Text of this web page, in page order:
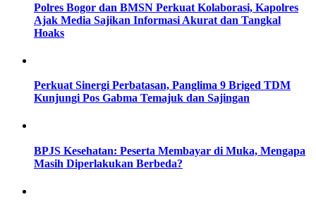
Polres Bogor dan BMSN Perkuat Kolaborasi, Kapolres
Ajak Media Sajikan Informasi Akurat dan Tangkal
Hoaks
Perkuat Sinergi Perbatasan, Panglima 9 Briged TDM
Kunjungi Pos Gabma Temajuk dan Sajingan
BPJS Kesehatan: Peserta Membayar di Muka, Mengapa
Masih Diperlakukan Berbeda?